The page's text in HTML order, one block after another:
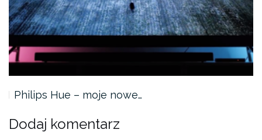
Philips Hue – moje nowe…
Dodaj komentarz